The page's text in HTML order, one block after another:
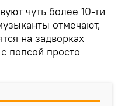
чуть более 10-ти
отмечают,
на задворках
попсой просто